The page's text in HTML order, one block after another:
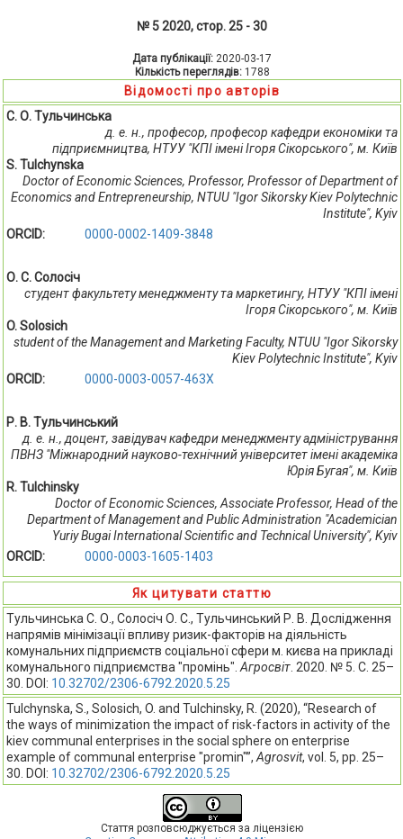
№ 5 2020, стор. 25 - 30
Дата публікації: 2020-03-17
Кількість переглядів: 1788
Відомості про авторів
С. О. Тульчинська
д. е. н., професор, професор кафедри економіки та
підприємництва, НТУУ "КПІ імені Ігоря Сікорського", м. Київ
S. Tulchynska
Doctor of Economic Sciences, Professor, Professor of Department of
Economics and Entrepreneurship, NTUU "Igor Sikorsky Kiev Polytechnic
Institute", Kyiv
ORCID:
0000-0002-1409-3848
О. С. Солосіч
студент факультету менеджменту та маркетингу, НТУУ "КПІ імені
Ігоря Сікорського", м. Київ
O. Solosich
student of the Management and Marketing Faculty, NTUU "Igor Sikorsky
Kiev Polytechnic Institute", Kyiv
ORCID:
0000-0003-0057-463X
Р. В. Тульчинський
д. е. н., доцент, завідувач кафедри менеджменту адміністрування
ПВНЗ "Міжнародний науково-технічний університет імені академіка
Юрія Бугая", м. Київ
R. Tulchinsky
Doctor of Economic Sciences, Associate Professor, Head of the
Department of Management and Public Administration "Academician
Yuriy Bugai International Scientific and Technical University", Kyiv
ORCID:
0000-0003-1605-1403
Як цитувати статтю
Тульчинська С. О., Солосіч О. С., Тульчинський Р. В. Дослідження
напрямів мінімізації впливу ризик-факторів на діяльність
комунальних підприємств соціальної сфери м. києва на прикладі
комунального підприємства "промінь". Агросвіт . 2020. № 5. С. 25–
30. DOI: 10.32702/2306-6792.2020.5.25
Tulchynska, S., Solosich, O. and Tulchinsky, R. (2020), “Research of
the ways of minimization the impact of risk-factors in activity of the
kiev communal enterprises in the social sphere on enterprise
example of communal enterprise "promin"”, Agrosvit, vol. 5, pp. 25–
30. DOI: 10.32702/2306-6792.2020.5.25
Стаття розповсюджується за ліцензією